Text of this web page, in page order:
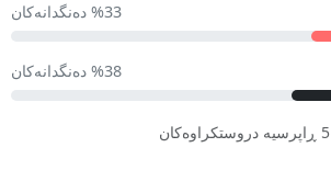
%33 دەنگدانەکان
%38 دەنگدانەکان